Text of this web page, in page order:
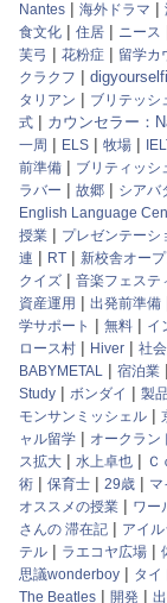
Nantes | 海外ドラマ |
食文化 | 住居 | ニース
芙弓 | 花粉症 | 留学カ
クラクフ |
タリアン | ブリテッシ
式 | カウンセラー：
一周 | ELS | 牧場 |
前準備 | ブリティッシ
ラバー | 故郷 | シアバ
English Language
授業 | プレゼンテーシ
連 | RT | 新校舎オー
クイズ | 音楽フェステ
資産運用 | 出発前準備
学サポート | 無料 | イ
ロース村 | Hiver | 社
BABYMETAL | 宿泊業 |
Study | ボンダイ | 製
モンサンミッシェル |
ャル留学 | オークラン
ス拡大 | 水上卓也 | Ｃ
術 | 保育士 | 29歳 | マ
オススメの授業 | ワー
さんの 滞在記 | アイ
テル | ラエコヤ広場 |
思議wonderboy | タイ
The Beatles | 開発 |